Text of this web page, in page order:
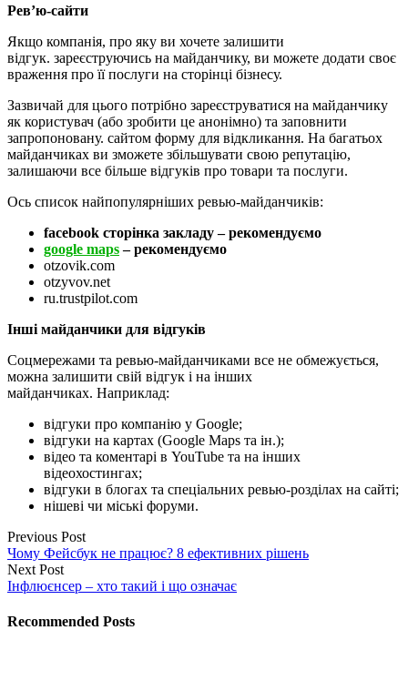
Рев’ю-сайти
Якщо компанія, про яку ви хочете залишити
відгук. зареєструючись на майданчику, ви можете додати своє
враження про її послуги на сторінці бізнесу.
Зазвичай для цього потрібно зареєструватися на майданчику
як користувач (або зробити це анонімно) та заповнити
запропоновану. сайтом форму для відкликання. На багатьох
майданчиках ви зможете збільшувати свою репутацію,
залишаючи все більше відгуків про товари та послуги.
Ось список найпопулярніших ревью-майданчиків:
facebook сторінка закладу – рекомендуємо
google maps– рекомендуємо
otzovik.com
otzyvov.net
ru.trustpilot.com
Інші майданчики для відгуків
Соцмережами та ревью-майданчиками все не обмежується,
можна залишити свій відгук і на інших
майданчиках. Наприклад:
відгуки про компанію у Google;
відгуки на картах (Google Maps та ін.);
відео та коментарі в YouTube та на інших
відеохостингах;
відгуки в блогах та спеціальних ревью-розділах на сайті;
нішеві чи міські форуми.
Previous Post
Чому Фейсбук не працює? 8 ефективних рішень
Next Post
Інфлюєнсер – хто такий і що означає
Recommended Posts